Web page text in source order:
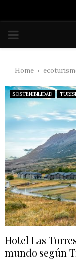
PRIMARY
Home
SOSTENIBILIDAD
Hotel Las
mundo según